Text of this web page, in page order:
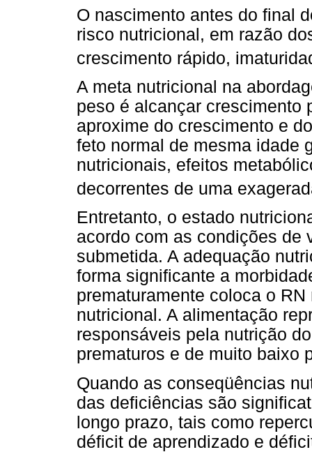
O nascimento antes do final
risco nutricional, em razão
crescimento rápido,
A meta nutricional na
peso é alcançar crescimento
aproxime do crescimento e
feto normal de mesma idade
nutricionais, efeitos
decorrentes de uma
Entretanto, o estado
acordo com as condições de
submetida. A adequação
forma significante a
prematuramente coloca o
nutricional. A alimentação
responsáveis pela nutrição
prematuros e de muito baixo
Quando as conseqüências
das deficiências são
longo prazo, tais como
déficit de aprendizado e